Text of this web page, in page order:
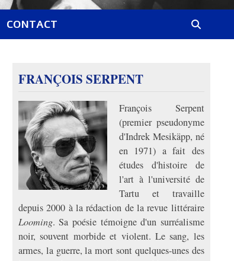
CONTACT
FRANÇOIS SERPENT
François Serpent
(premier pseudonyme
d'Indrek Mesikäpp, né
en 1971) a fait des
études d'histoire de
l'art à l'université de
Tartu et travaille
depuis 2000 à la rédaction de la revue littéraire
Looming. Sa poésie témoigne d'un surréalisme
noir, souvent morbide et violent. Le sang, les
armes, la guerre, la mort sont quelques-unes des